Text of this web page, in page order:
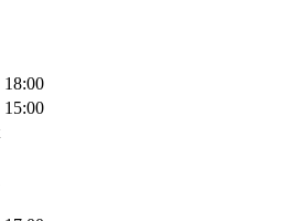
18:00
15:00